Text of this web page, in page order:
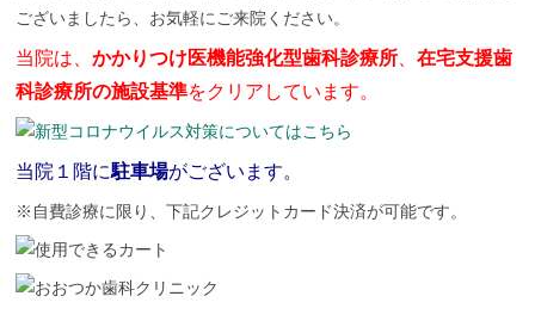
0ニ
ク
ございましたら、お気軽にご来院ください。
当院は、かかりつけ医機能強化型歯科診療所 、在宅支援歯
科診療所の施設基準をクリアしています。
当院１階に駐車場がございます。
※自費診療に限り、下記クレジットカード決済が可能です。